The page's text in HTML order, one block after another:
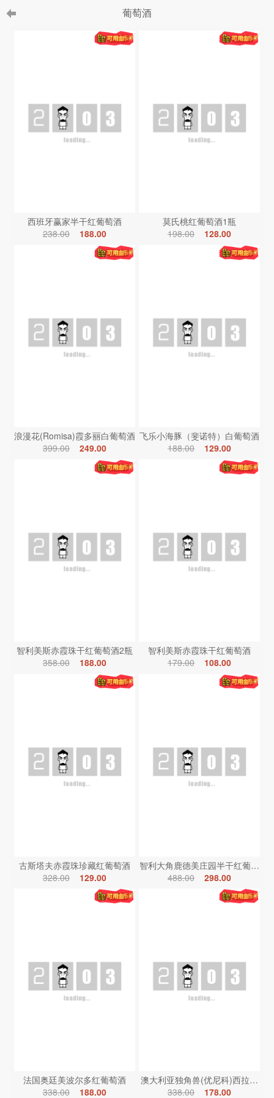
葡萄酒
西班牙赢家半干红葡萄酒
238.00
188.00
莫氏桃红葡萄酒1瓶
198.00
128.00
浪漫花(Romisa)霞多丽白葡萄酒
399.00
249.00
飞乐小海豚（斐诺特）白葡萄酒
188.00
129.00
智利美斯赤霞珠干红葡萄酒2瓶
358.00
188.00
智利美斯赤霞珠干红葡萄酒
179.00
108.00
古斯塔夫赤霞珠珍藏红葡萄酒
328.00
129.00
智利大角鹿德美庄园半干红葡萄酒
488.00
298.00
法国奥廷美波尔多红葡萄酒
338.00
188.00
澳大利亚独角兽(优尼科)西拉红葡
338.00
178.00